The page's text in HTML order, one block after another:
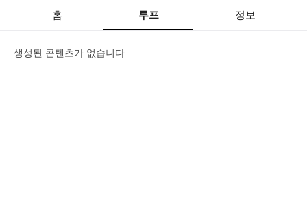
홈 루프 정보
생성된 콘텐츠가 없습니다.